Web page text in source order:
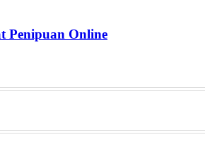
Penipuan Online